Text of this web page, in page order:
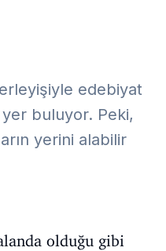
edebiyat
buluyor. Peki,
yerini alabilir
olduğu gibi